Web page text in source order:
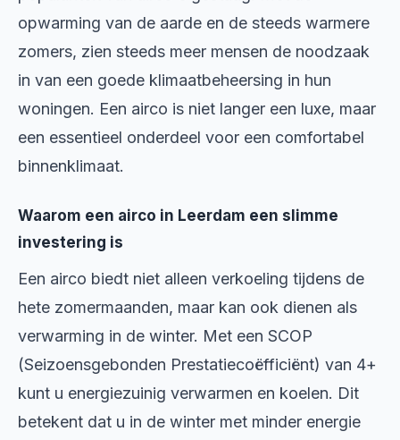
opwarming van de aarde en de steeds warmere
zomers, zien steeds meer mensen de noodzaak
in van een goede klimaatbeheersing in hun
woningen. Een airco is niet langer een luxe, maar
een essentieel onderdeel voor een comfortabel
binnenklimaat.
Waarom een airco in Leerdam een slimme
investering is
Een airco biedt niet alleen verkoeling tijdens de
hete zomermaanden, maar kan ook dienen als
verwarming in de winter. Met een SCOP
(Seizoensgebonden Prestatiecoëfficiënt) van 4+
kunt u energiezuinig verwarmen en koelen. Dit
betekent dat u in de winter met minder energie